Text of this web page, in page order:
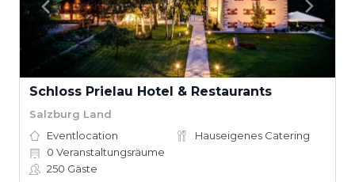
Schloss Prielau Hotel & Restaurants
Salzburg Land
Eventlocation
Hauseigenes Catering
0 Veranstaltungsräume
250 Gäste